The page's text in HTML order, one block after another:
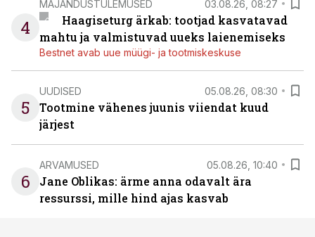
4
MAJANDUSTULEMUSED 03.08.26, 08:27
Haagiseturg ärkab: tootjad kasvatavad
mahtu ja valmistuvad uueks laienemiseks
Bestnet avab uue müügi- ja tootmiskeskuse
5
UUDISED 05.08.26, 08:30
Tootmine vähenes juunis viiendat kuud
järjest
6
ARVAMUSED 05.08.26, 10:40
Jane Oblikas: ärme anna odavalt ära
ressurssi, mille hind ajas kasvab